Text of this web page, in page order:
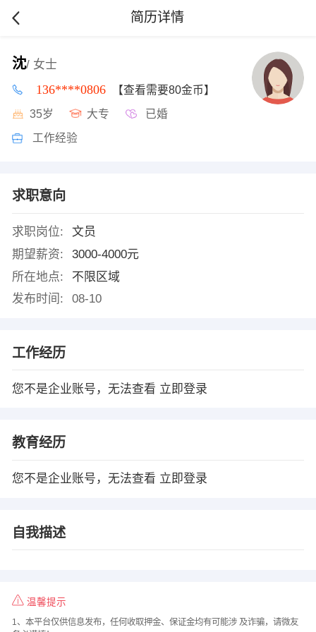
简历详情
沈/ 女士
136****0806 【查看需要80金币】
35岁 大专 已婚
工作经验
求职意向
求职岗位:
文员
期望薪资:
3000-4000元
所在地点:
不限区域
发布时间:
08-10
工作经历
您不是企业账号，无法查看 立即登录
教育经历
您不是企业账号，无法查看 立即登录
自我描述
温馨提示
1、本平台仅供信息发布，任何收取押金、保证金均有可能涉 及诈骗，请微友